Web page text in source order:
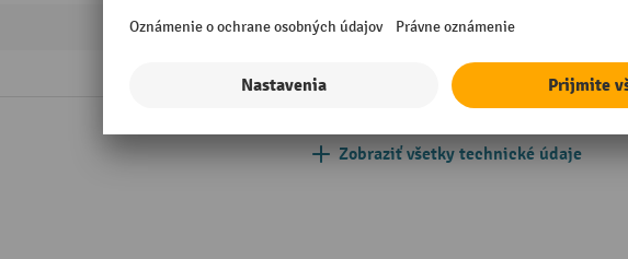
RAL 5018 tyrkysová modrá Segmentu
Vlastná hmotnosť
Zobraziť všetky technické údaje